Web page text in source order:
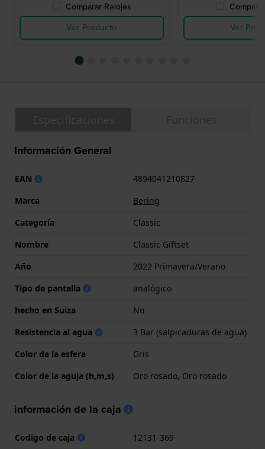
Comparar Relojes
Ver Producto
Ver
Información General
EAN
4894041210827
Marca
Bering
Categoría
Classic
Nombre
Classic Giftset
Año
2022 Primavera/Verano
Tipo de pantalla
analógico
hecho en Suiza
No
Resistencia al agua
3 Bar (salpicaduras de agua)
Color de la esfera
Gris
Color de la aguja (h,m,s)
Oro rosado, Oro rosado
información de la caja
Codigo de caja
12131-369